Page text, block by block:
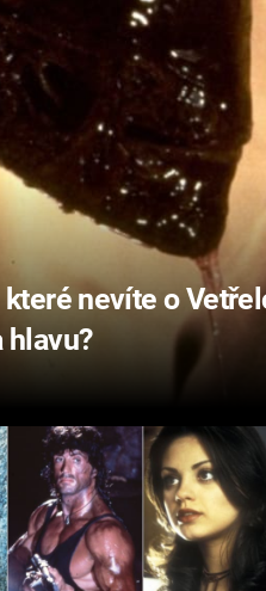
které nevíte o
hlavu?